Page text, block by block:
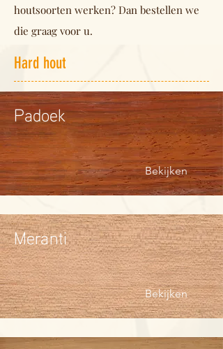
houtsoorten werken? Dan bestellen we
die graag voor u.
Hard hout
Padoek
Bekijken
Meranti
Bekijken